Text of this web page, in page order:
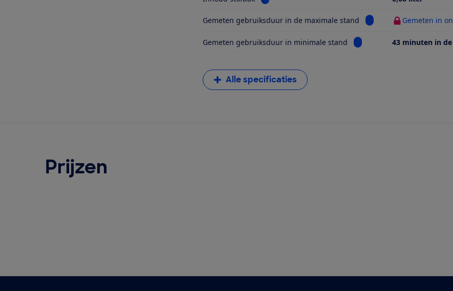
Gemeten gebruiksduur in de maximale stand Bekijk informatie voor
Gemeten in
Gemeten gebruiksduur in minimale stand Bekijk informatie voor
43 minuten in
Alle specificaties
Prijzen